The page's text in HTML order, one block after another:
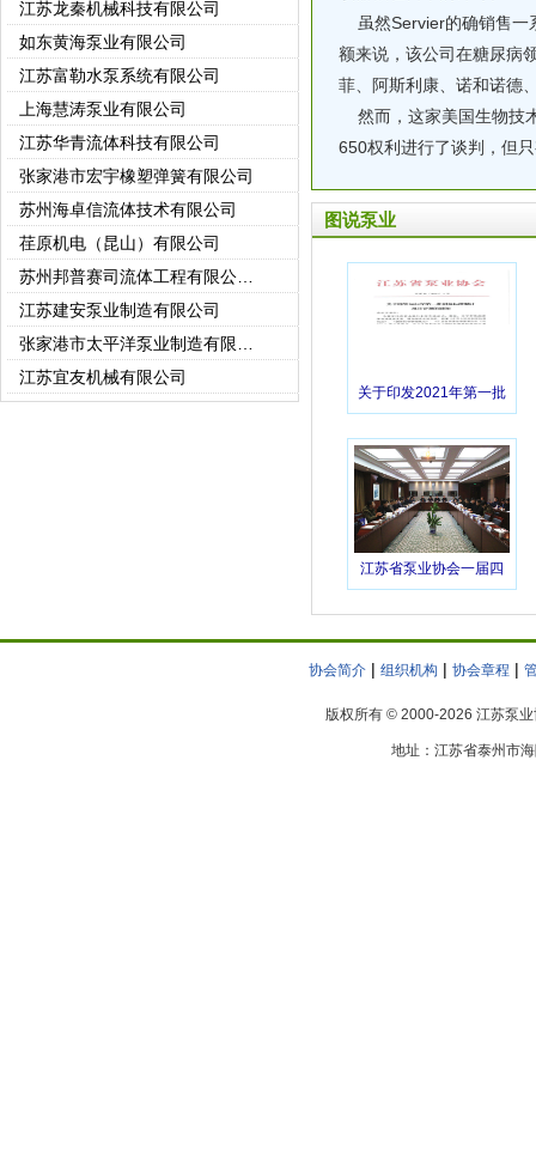
如东黄海泵业有限公司
江苏富勒水泵系统有限公司
上海慧涛泵业有限公司
江苏华青流体科技有限公司
张家港市宏宇橡塑弹簧有限公司
苏州海卓信流体技术有限公司
荏原机电（昆山）有限公司
江苏建安泵业制造有限公司
江苏宜友机械有限公司
常州市世通泵业有限公司
无锡市递益屏蔽电泵厂
虽然Servier的确销售一
额来说，该公司在糖尿病
菲、阿斯利康、诺和诺德
然而，这家美国生物技
650权利进行了谈判，但
图说泵业
关于印发2021年第一批
的通知
江苏省泵业协会一届四
协会简介 | 组织机构 | 协会章程 |
版权所有 © 2000-2026 江苏泵
地址：江苏省泰州市